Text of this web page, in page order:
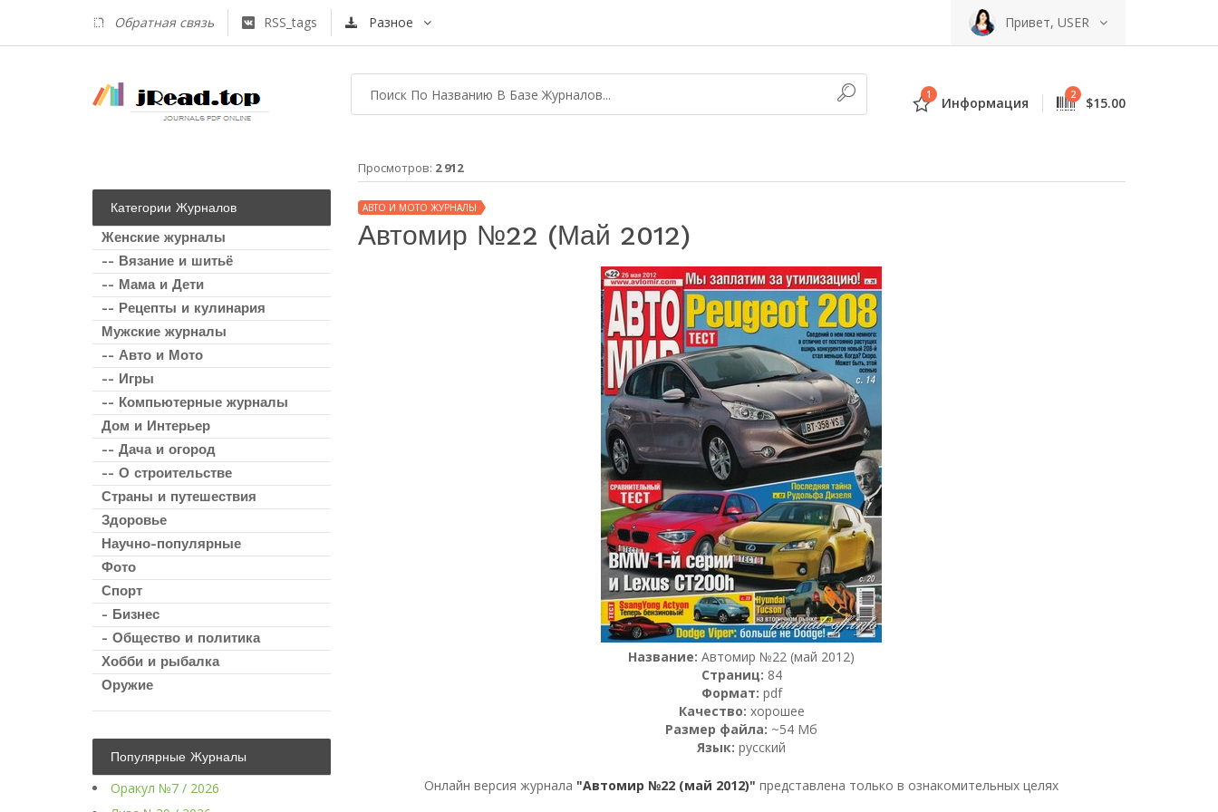
Обратная связь RSS_tags Разное Привет, USER
1 Информация 2 $15.00
Категории Журналов
Женские журналы
-- Вязание и шитьё
-- Мама и Дети
-- Рецепты и кулинария
Мужские журналы
-- Авто и Мото
-- Игры
-- Компьютерные журналы
Дом и Интерьер
-- Дача и огород
-- О строительстве
Страны и путешествия
Здоровье
Научно-популярные
Фото
Спорт
- Бизнес
- Общество и политика
Хобби и рыбалка
Оружие
Популярные Журналы
Оракул №7 / 2026
Просмотров: 2 912
АВТО И МОТО ЖУРНАЛЫ
Автомир №22 (май 2012)
Название: Автомир №22 (май 2012)
Страниц: 84
Формат: pdf
Качество: хорошее
Размер файла: ~54 Мб
Язык: русский
Онлайн версия журнала "Автомир №22 (май 2012)" представлена только в ознакомительных целях